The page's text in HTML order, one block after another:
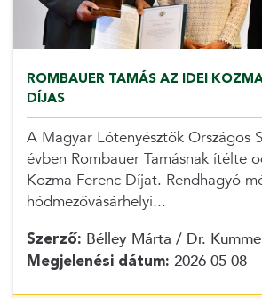
ROMBAUER TAMÁS AZ IDEI
DÍJAS
A Magyar Lótenyésztők Országos
évben Rombauer Tamásnak ítélte
Kozma Ferenc Díjat. Rendhagyó
hódmezővásárhelyi...
Szerző: Bélley Márta / Dr.
Megjelenési dátum: 2026-05-08